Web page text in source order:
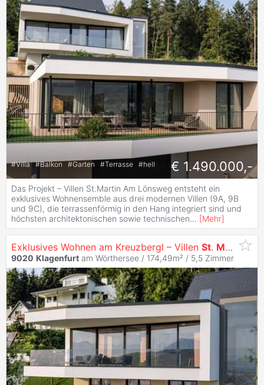
#Villa #Balkon #Garten #Terrasse #hell € 1.490.000,-
Das Projekt – Villen St.Martin Am Lönsweg entsteht ein
exklusives Wohnensemble aus drei modernen Villen (9A, 9B
und 9C), die terrassenförmig in den Hang integriert sind und
höchsten architektonischen sowie technischen... [Mehr]
Exklusives Wohnen am Kreuzbergl – Villen St. Martin mit
9020 Klagenfurt am Wörthersee / 174,49m² / 5,5 Zimmer